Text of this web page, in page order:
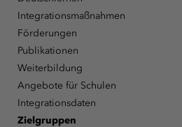
Integrationsmaßnahmen
Förderungen
Publikationen
Weiterbildung
Angebote für Schulen
Integrationsdaten
Zielgruppen